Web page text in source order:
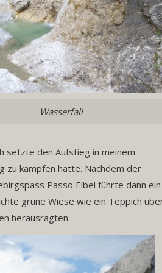
Wasserfall
setzte den Aufstieg in meinem
zu kämpfen hatte. Nachdem der
Passo Elbel führte dann ein
grüne Wiese wie ein Teppich
herausragten.